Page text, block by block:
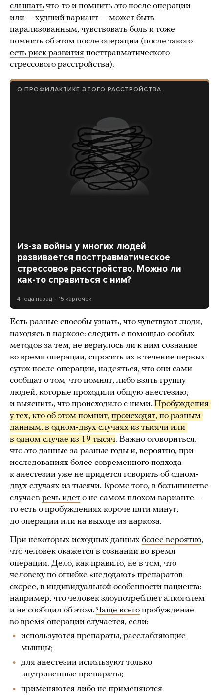
слышать что-то и помнить это после операции
или — худший вариант — может быть
парализованным, чувствовать боль и тоже
помнить об этом после операции (после такого
есть риск развития посттравматического
стрессового расстройства).
О ПРОФИЛАКТИКЕ ЭТОГО РАССТРОЙСТВА
Из-за войны у многих людей
развивается посттравматическое
стрессовое расстройство. Можно ли
как-то справиться с ним?
4 года назад 15 карточек
Есть разные способы узнать, что чувствуют люди,
находясь в наркозе: следить с помощью особых
методов за тем, не вернулось ли к ним сознание
во время операции, спросить их в течение первых
суток после операции, надеяться, что они сами
сообщат о том, что помнят, либо взять группу
людей, которые проходили общую анестезию,
и выяснить, что происходило с ними. Пробуждения
у тех, кто об этом помнит, происходят, по разным
данным, в одном-двух случаях из тысячи или
в одном случае из 19 тысяч. Важно оговориться,
что это данные за разные годы и, вероятно, при
исследованиях более современного подхода
к анестезии уже не придется говорить об одном-
двух случаях из тысячи. Кроме того, в большинстве
случаев речь идет о не самом плохом варианте —
то есть о пробуждениях короче пяти минут,
до операции или на выходе из наркоза.
При некоторых исходных данных более вероятно,
что человек окажется в сознании во время
операции. Дело, как правило, не в том, что
человеку по ошибке «недодают» препаратов —
скорее, в индивидуальной особенности пациента:
например, что человек злоупотребляет алкоголем
и не сообщил об этом. Чаще всего пробуждение
во время операции случается, если:
используются препараты, расслабляющие
мышцы;
для анестезии используют только
внутривенные препараты;
применяются либо не применяются